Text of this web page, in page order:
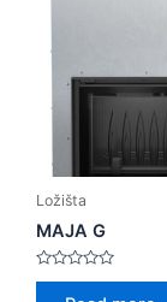
Ložišta
MAJA G
Rated